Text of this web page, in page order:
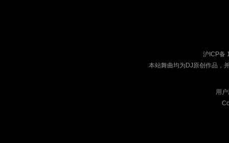
沪ICP备
本站舞曲均为DJ原创作品，
用